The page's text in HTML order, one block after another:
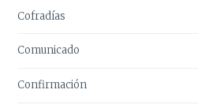
Cofradías
Comunicado
Confirmación